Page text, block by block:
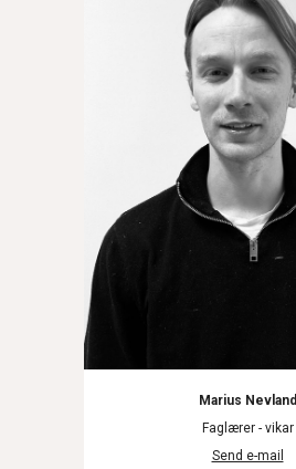
Marius Nevland
Faglærer - vikar
Send e-mail